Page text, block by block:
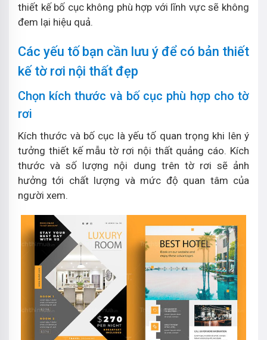
thiết kế bố cục không phù hợp với lĩnh vực sẽ không
đem lại hiệu quả.
Các yếu tố bạn cần lưu ý để có bản thiết
kế tờ rơi nội thất đẹp
Chọn kích thước và bố cục phù hợp cho tờ
rơi
Kích thước và bố cục là yếu tố quan trọng khi lên ý
tưởng thiết kế mẫu tờ rơi nội thất quảng cáo. Kích
thước và số lượng nội dung trên tờ rơi sẽ ảnh
hưởng tới chất lượng và mức độ quan tâm của
người xem.